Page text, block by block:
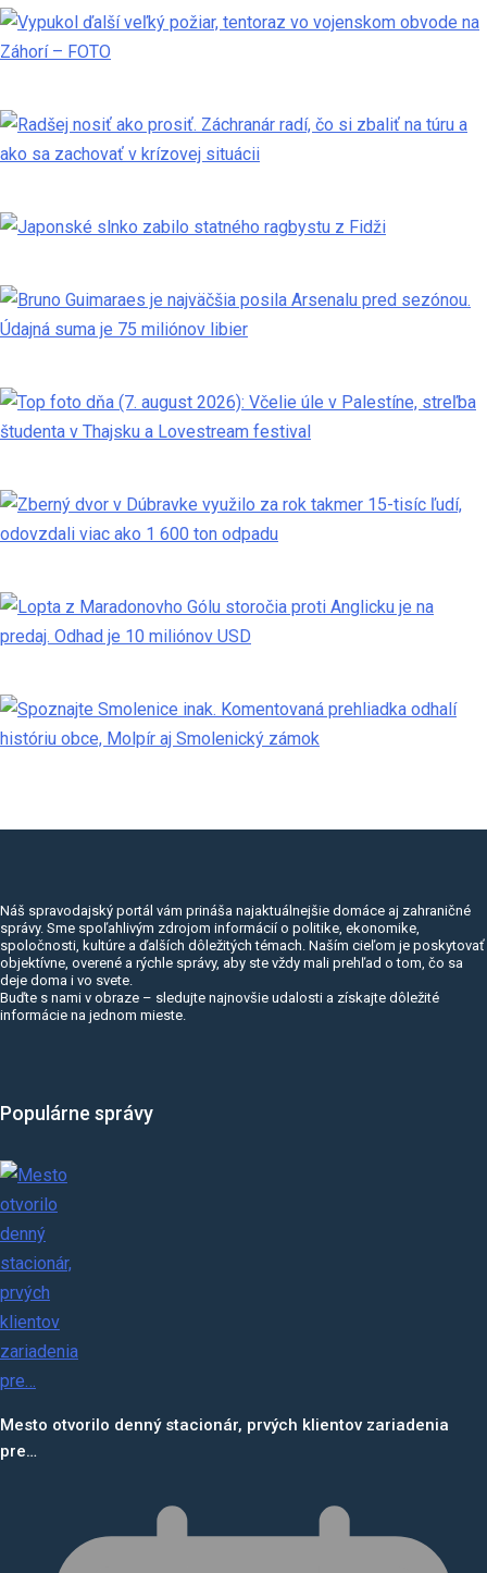
Náš spravodajský portál vám prináša najaktuálnejšie domáce aj zahraničné
správy. Sme spoľahlivým zdrojom informácií o politike, ekonomike,
spoločnosti, kultúre a ďalších dôležitých témach. Naším cieľom je poskytovať
objektívne, overené a rýchle správy, aby ste vždy mali prehľad o tom, čo sa
deje doma i vo svete.
Buďte s nami v obraze – sledujte najnovšie udalosti a získajte dôležité
informácie na jednom mieste.
Populárne správy
Mesto otvorilo denný stacionár, prvých klientov zariadenia
pre…